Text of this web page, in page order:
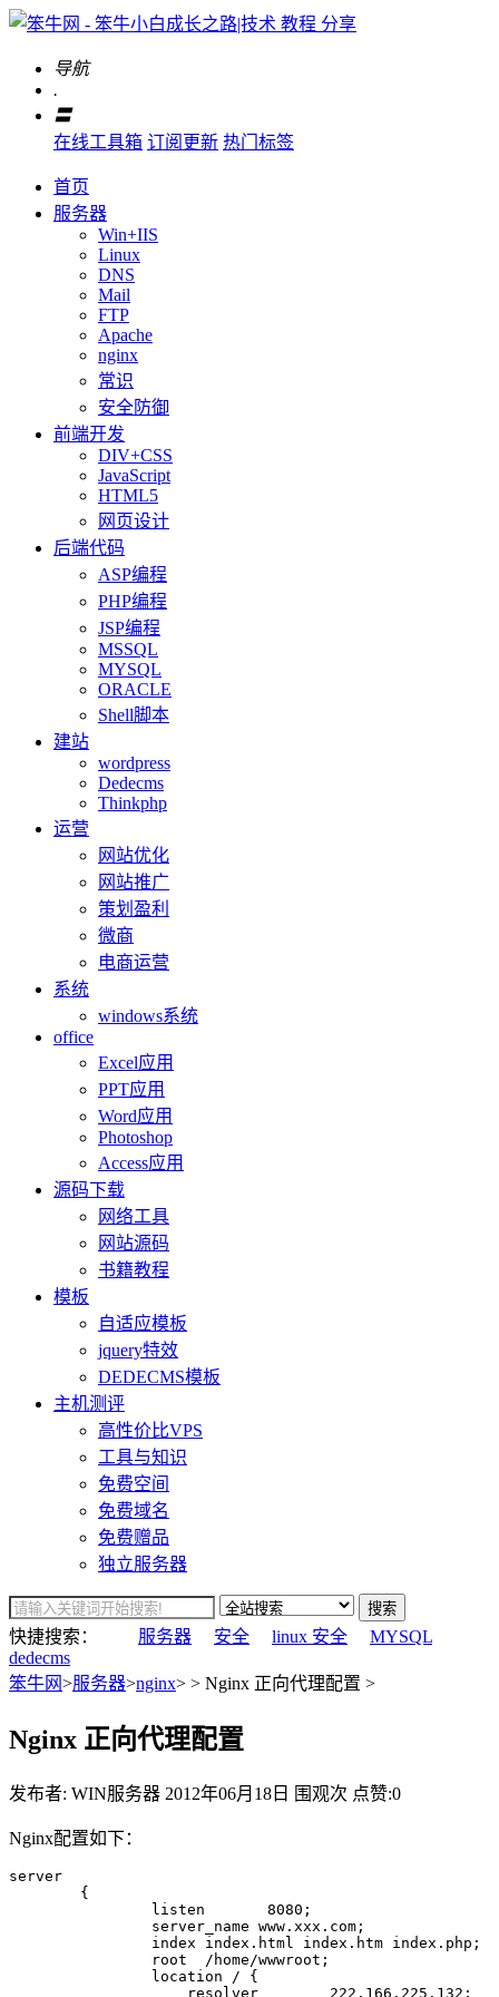
导航
.
〓
在线工具箱 订阅更新 热门标签
首页
服务器
Win+IIS
Linux
DNS
Mail
FTP
Apache
nginx
常识
安全防御
前端开发
DIV+CSS
JavaScript
HTML5
网页设计
后端代码
ASP编程
PHP编程
JSP编程
MSSQL
MYSQL
ORACLE
Shell脚本
建站
wordpress
Dedecms
Thinkphp
运营
网站优化
网站推广
策划盈利
微商
电商运营
系统
windows系统
office
Excel应用
PPT应用
Word应用
Photoshop
Access应用
源码下载
网络工具
网站源码
书籍教程
模板
自适应模板
jquery特效
DEDECMS模板
主机测评
高性价比VPS
工具与知识
免费空间
免费域名
免费赠品
独立服务器
搜索
快捷搜索： 服务器 安全 linux 安全
MYSQL
dedecms
笨牛网>服务器>nginx> > Nginx 正向代理配置 >
Nginx 正向代理配置
发布者: WIN服务器 2012年06月18日 围观次 点赞:0
Nginx配置如下：
server
        {
                listen       8080;
                server_name www.xxx.com;
                index index.html index.htm index.php;
                root  /home/wwwroot;
                location / {
                    resolver        222.166.225.132;